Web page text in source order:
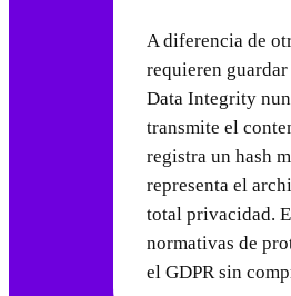
A diferencia de
requieren
Data Integrity
transmite el
registra un hash
representa el
total privacidad.
normativas de
el GDPR sin